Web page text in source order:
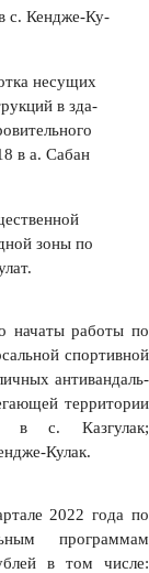
с. Кендже-Ку­
несущих
в зда­
в а. Сабан
зоны по
начаты работы по
спортив­ной
антивандаль­
тер­ритории
в с. Казгу­лак;
Ку­лак.
2022 года по
программам
в том числе: